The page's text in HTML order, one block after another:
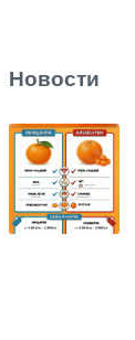
Новости